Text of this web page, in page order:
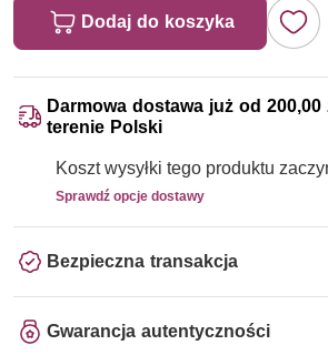
Dodaj do koszyka
Darmowa dostawa już od 200,00
terenie Polski
Koszt wysyłki tego produktu
Sprawdź opcje dostawy
Bezpieczna transakcja
Gwarancja autentyczności